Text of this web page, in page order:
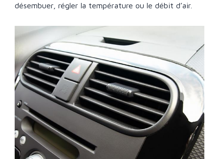
désembuer, régler la température ou le débit d’air.